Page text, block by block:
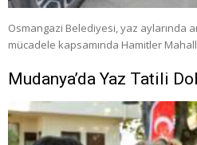
Osmangazi Belediyesi, yaz aylarında
mücadele kapsamında Hamitler
Mudanya’da Yaz Tatili